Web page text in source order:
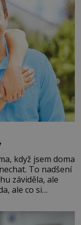
když jsem doma
To nadšení
záviděla, ale
ale co si
když